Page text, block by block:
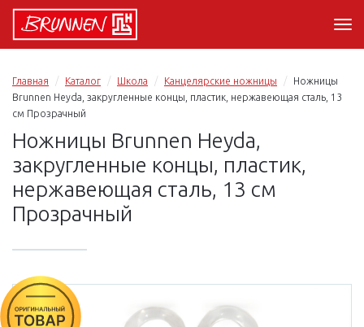
Главная Каталог Школа Канцелярские ножницы
Ножницы
Brunnen Heyda, закругленные концы, пластик, нержавеющая сталь, 13
см Прозрачный
Ножницы Brunnen Heyda,
закругленные концы, пластик,
нержавеющая сталь, 13 см
Прозрачный